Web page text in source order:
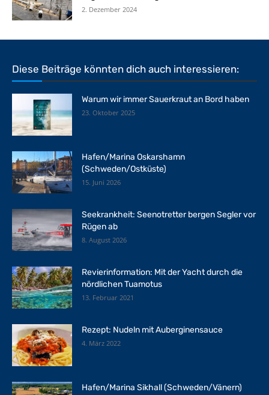
2. Dezember 2024
Diese Beiträge könnten dich auch interessieren:
Warum wir immer Sauerkraut an Bord haben
23. Oktober 2025
Hafen/Marina Oskarshamn
(Schweden/Ostküste)
15. Juni 2026
Seekrankheit: Seenotretter bergen Segler vor
Rügen ab
8. August 2026
Revierinformation: Mit der Yacht durch die
nördlichen Tuamotus
13. Februar 2021
Rezept: Nudeln mit Auberginensauce
4. März 2022
Hafen/Marina Sikhall (Schweden/Vänern)